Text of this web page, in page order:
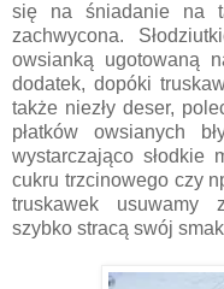
się na śniadanie na
zachwycona.
owsianką ugotowaną
dodatek, dopóki
także niezły deser,
płatków owsianych
wystarczająco słodkie
cukru trzcinowego czy
truskawek
szybko stracą swój